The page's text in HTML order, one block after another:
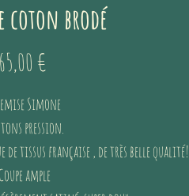
coton brodé
65,00 €
Simone
pression.
de tissus française , de très belle qualité!
Coupe ample